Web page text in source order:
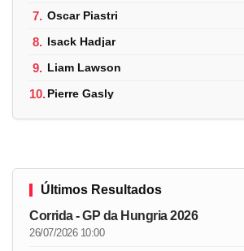
7. Oscar Piastri
8. Isack Hadjar
9. Liam Lawson
10.Pierre Gasly
Últimos Resultados
Corrida - GP da Hungria 2026
26/07/2026 10:00